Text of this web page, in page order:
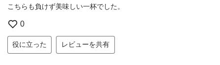
こちらも負けず美味しい一杯でした。
0
役に立った レビューを共有